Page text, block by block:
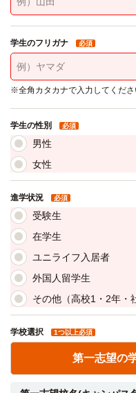
学生のフリガナ 必須
※全角カタカナで入力してくださ
学生の性別 必須
男性
女性
進学状況 必須
受験生
在学生
ユニライフ入居者
外国人留学生
その他（高校1・2年・
学校選択 1つ以上必須
第一志望の